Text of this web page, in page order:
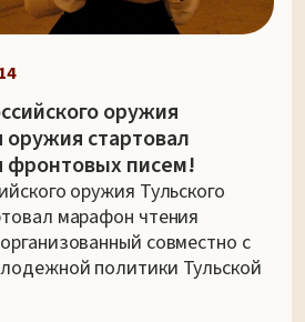
оружия
оружия стартовал
фронтовых писем!
оружия Тульского
марафон чтения
совместно с
политики Тульской